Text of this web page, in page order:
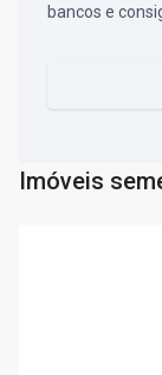
bancos e
Imóveis